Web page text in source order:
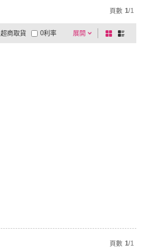
頁數 1/1
展開
電視購物
超商取貨 0利率
棋
盤
列
頁數 1/1